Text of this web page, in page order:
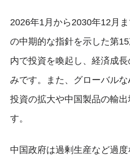
2026年1月から2030年12月
の中期的な指針を示した第
内で投資を喚起し、経済成
みです。また、グローバル
投資の拡大や中国製品の輸
す。
中国政府は過剰生産など過